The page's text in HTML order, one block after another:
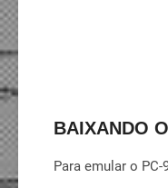
BAIXANDO
Para emular o